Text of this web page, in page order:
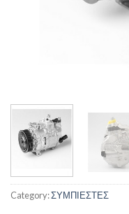
Category:ΣΥΜΠΙΕΣΤΕΣ